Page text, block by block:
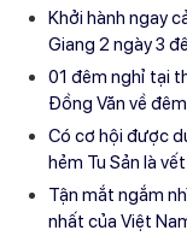
Khởi hành ngay
Giang 2 ngày 3
01 đêm nghỉ tại
Đồng Văn về
Có cơ hội được
hẻm Tu Sản là
Tận mắt ngắm
nhất của Việt